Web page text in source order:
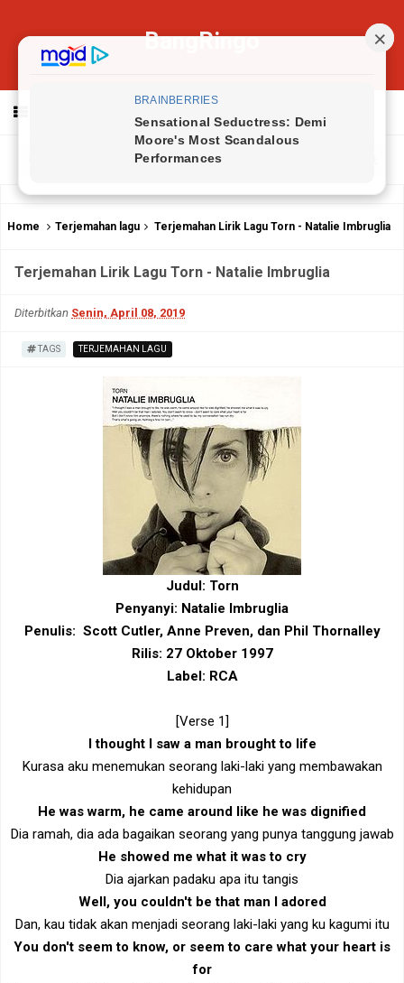
BangRingo
Home Terjemahan lagu Terjemahan Lirik Lagu Torn - Natalie Imbruglia
Terjemahan Lirik Lagu Torn - Natalie Imbruglia
Diterbitkan Senin, April 08, 2019
TAGS TERJEMAHAN LAGU
Judul: Torn
Penyanyi: Natalie Imbruglia
Penulis: Scott Cutler, Anne Preven, dan Phil Thornalley
Rilis: 27 Oktober 1997
Label: RCA
[Verse 1]
I thought I saw a man brought to life
Kurasa aku menemukan seorang laki-laki yang membawakan
kehidupan
He was warm, he came around like he was dignified
Dia ramah, dia ada bagaikan seorang yang punya tanggung jawab
He showed me what it was to cry
Dia ajarkan padaku apa itu tangis
Well, you couldn't be that man I adored
Dan, kau tidak akan menjadi seorang laki-laki yang ku kagumi itu
You don't seem to know, or seem to care what your heart is
for